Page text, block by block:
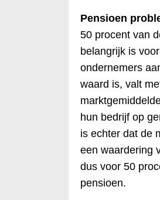
Pensioen
50 procent van
belangrijk is
ondernemers
waard is, valt
hun bedrijf op
is echter dat de
een waardering
dus voor 50
pensioen.